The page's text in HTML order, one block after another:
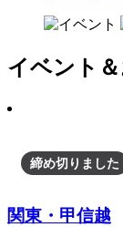
イベント
締め切りました
関東・甲信越